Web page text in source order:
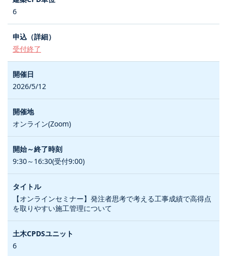
6
受付終了
2026/5/12
オンライン(Zoom)
9:30～16:30(受付9:00)
【オンラインセミナー】発注者思考で考える工事成績で高得点
を取りやすい施工管理について
6